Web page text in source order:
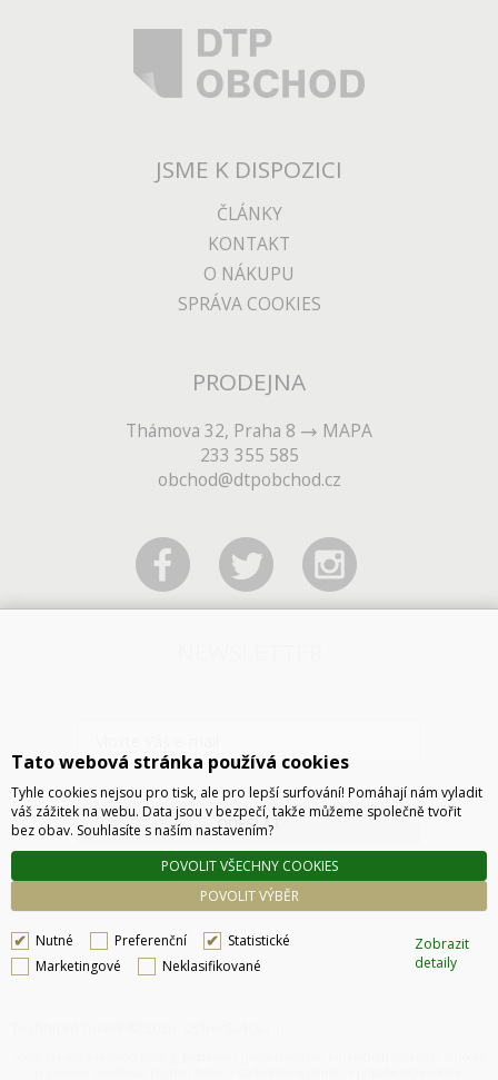
JSME K DISPOZICI
ČLÁNKY
KONTAKT
O NÁKUPU
SPRÁVA COOKIES
PRODEJNA
Thámova 32, Praha 8
MAPA
233 355 585
obchod@dtpobchod.cz
ODESLAT
Tato webová stránka používá cookies
Tyhle cookies nejsou pro tisk, ale pro lepší surfování! Pomáhají nám vyladit
váš zážitek na webu. Data jsou v bezpečí, takže můžeme společně tvořit
bez obav. Souhlasíte s naším nastavením?
POVOLIT VÝBĚR
POVOLIT VŠECHNY COOKIES
Nutné Preferenční
Statistické
Marketingové
Neklasifikované
Zobrazit
detaily